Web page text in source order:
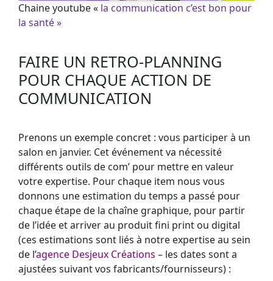
Chaine youtube « la communication c’est bon pour
la santé »
FAIRE UN RETRO-PLANNING
POUR CHAQUE ACTION DE
COMMUNICATION
Prenons un exemple concret : vous participer à un
salon en janvier. Cet événement va nécessité
différents outils de com’ pour mettre en valeur
votre expertise. Pour chaque item nous vous
donnons une estimation du temps a passé pour
chaque étape de la chaîne graphique, pour partir
de l’idée et arriver au produit fini print ou digital
(ces estimations sont liés à notre expertise au sein
de l’agence Desjeux Créations – les dates sont a
ajustées suivant vos fabricants/fournisseurs) :